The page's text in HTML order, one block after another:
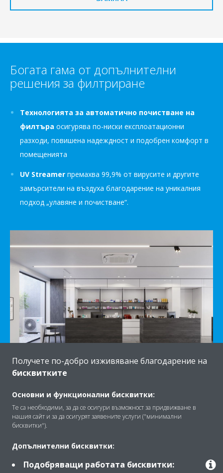
Богата гама от допълнителни
решения за филтриране
Технологията за автоматично почистване на
филтъра осигурява по-ниски експлоатационни
разходи, повишена надеждност и подобрен комфорт в
помещенията
UV Streamer премахва 99,9% от вирусите и другите
замърсители на въздуха благодарение на уникалния
подход „улавяне и почистване“.
Прецизното многозоново управлениеви позволява
Получете по-добро изживяване благодарение на
бисквитките
Основни и функционални бисквитки:
Те са необходими, за да се осигури възможност за придвижване в
нашия сайт и за да осигурят заявените услуги ("минимални
бисквитки").
Допълнителни бисквитки:
Подобряващи работата бисквитки: